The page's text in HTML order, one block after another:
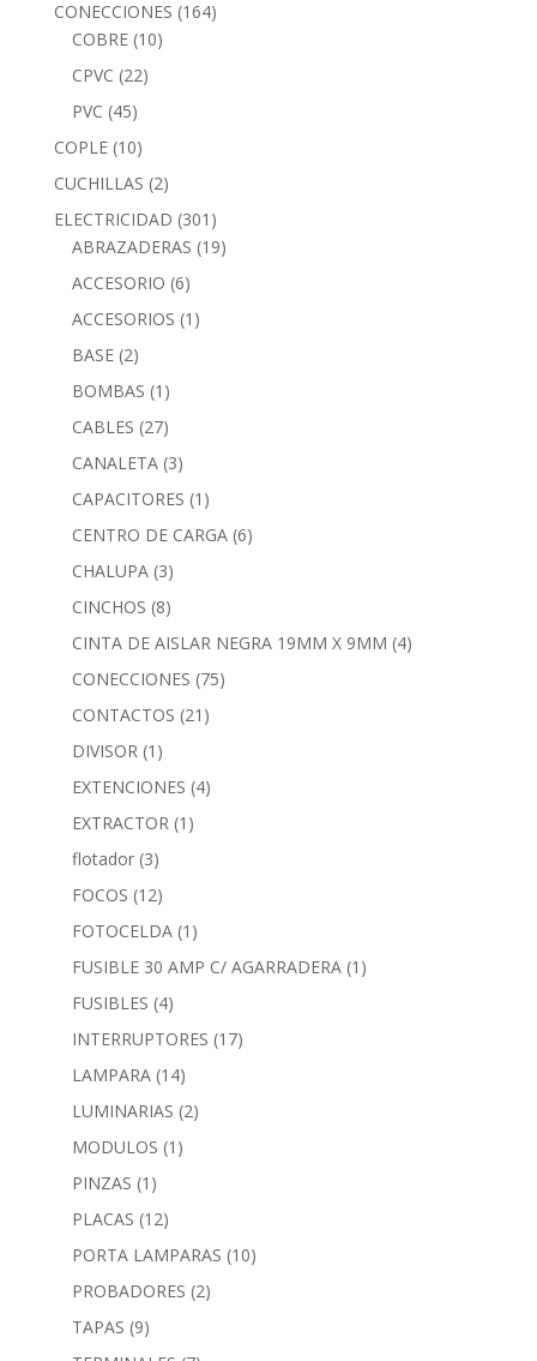
CONECCIONES (164)
COBRE (10)
CPVC (22)
PVC (45)
COPLE (10)
CUCHILLAS (2)
ELECTRICIDAD (301)
ABRAZADERAS (19)
ACCESORIO (6)
ACCESORIOS (1)
BASE (2)
BOMBAS (1)
CABLES (27)
CANALETA (3)
CAPACITORES (1)
CENTRO DE CARGA (6)
CHALUPA (3)
CINCHOS (8)
CINTA DE AISLAR NEGRA 19MM X 9MM (4)
CONECCIONES (75)
CONTACTOS (21)
DIVISOR (1)
EXTENCIONES (4)
EXTRACTOR (1)
flotador (3)
FOCOS (12)
FOTOCELDA (1)
FUSIBLE 30 AMP C/ AGARRADERA (1)
FUSIBLES (4)
INTERRUPTORES (17)
LAMPARA (14)
LUMINARIAS (2)
MODULOS (1)
PINZAS (1)
PLACAS (12)
PORTA LAMPARAS (10)
PROBADORES (2)
TAPAS (9)